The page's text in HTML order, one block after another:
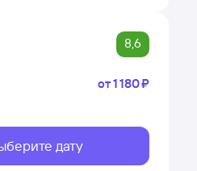
8,6
от1 ⁠180 ⁠₽
дату